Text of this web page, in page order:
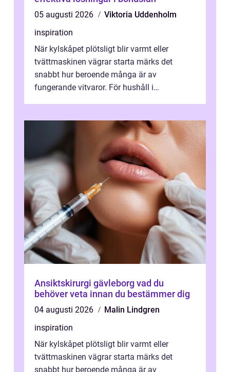
05 augusti 2026
Viktoria Uddenholm
inspiration
När kylskåpet plötsligt blir varmt eller
tvättmaskinen vägrar starta märks det
snabbt hur beroende många är av
fungerande vitvaror. För hushåll i
Ansiktskirurgi gävleborg vad du
behöver veta innan du bestämmer dig
04 augusti 2026
Malin Lindgren
inspiration
När kylskåpet plötsligt blir varmt eller
tvättmaskinen vägrar starta märks det
snabbt hur beroende många är av